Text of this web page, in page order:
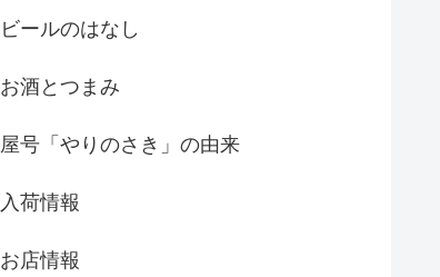
ビールのはなし
お酒とつまみ
屋号「やりのさき」の由来
入荷情報
お店情報